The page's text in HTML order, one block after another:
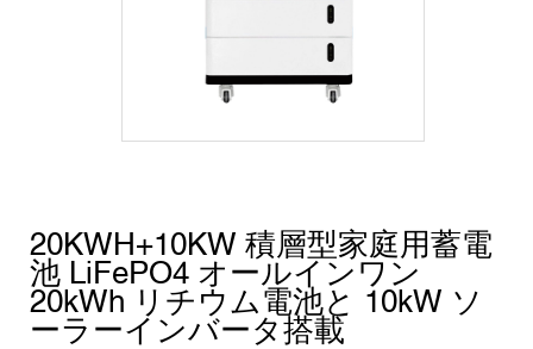
20KWH+10KW 積層型家庭用蓄電
池 LiFePO4 オールインワン
20kWh リチウム電池と 10kW ソ
ーラーインバータ搭載